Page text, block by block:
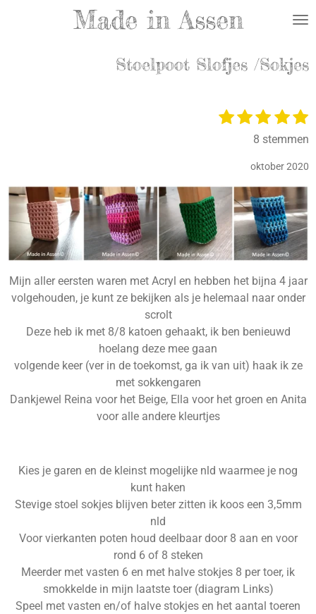
Made in Assen
Stoelpoot Slofjes /Sokjes
n
g
s
e
1
r
2
r
r
e
n
3
s
e
r
r
e
n
4
s
e
r
r
e
n
5
s
e
r
r
e
n
S
8 stemmen
oktober 2020
Mijn aller eersten waren met Acryl en hebben het bijna 4 jaar
volgehouden, je kunt ze bekijken als je helemaal naar onder
scrolt
Deze heb ik met 8/8 katoen gehaakt, ik ben benieuwd
hoelang deze mee gaan
volgende keer (ver in de toekomst, ga ik van uit) haak ik ze
met sokkengaren
Dankjewel Reina voor het Beige, Ella voor het groen en Anita
voor alle andere kleurtjes
Kies je garen en de kleinst mogelijke nld waarmee je nog
kunt haken
Stevige stoel sokjes blijven beter zitten ik koos een 3,5mm
nld
Voor vierkanten poten houd deelbaar door 8 aan en voor
rond 6 of 8 steken
Meerder met vasten 6 en met halve stokjes 8 per toer, ik
smokkelde in mijn laatste toer (diagram Links)
Speel met vasten en/of halve stokjes en het aantal toeren